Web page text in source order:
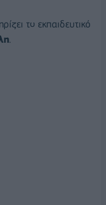
το εκπαιδευτικό
.